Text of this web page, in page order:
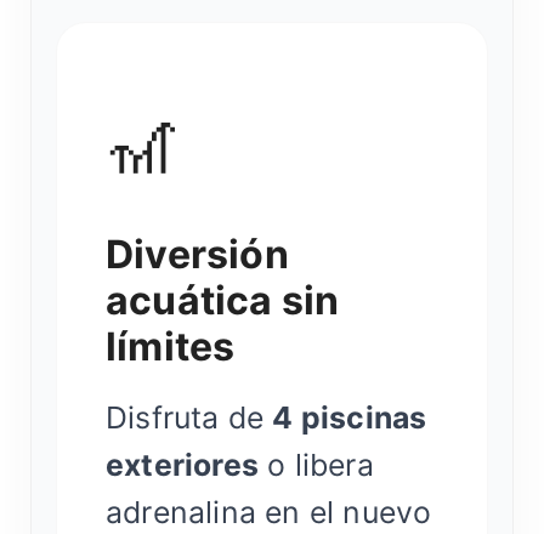
🎢
Diversión
acuática sin
límites
Disfruta de 4 piscinas
exteriores o libera
adrenalina en el nuevo